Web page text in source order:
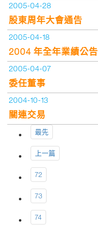
2005-04-28
股東周年大會通告
2005-04-18
2004 年全年業績公告
2005-04-07
委任董事
2004-10-13
關連交易
最先
上一篇
72
73
74